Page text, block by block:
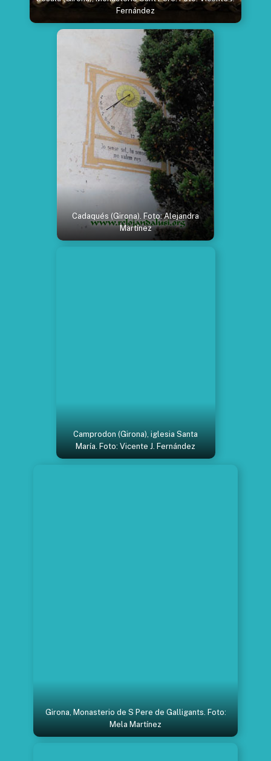
Fernández
Cadaqués (Girona). Foto: Alejandra
Martínez
Camprodon (Girona), iglesia Santa
María. Foto: Vicente J. Fernández
Girona, Monasterio de S Pere de Galligants. Foto:
Mela Martínez